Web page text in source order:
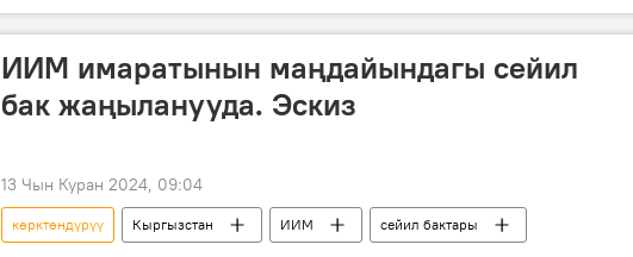
мэрия
ИИМ имаратынын маңдайындагы сейил
бак жаңыланууда. Эскиз
13 Чын Куран 2024, 09:04
көрктөндүрүү Кыргызстан ИИМ сейил бактары